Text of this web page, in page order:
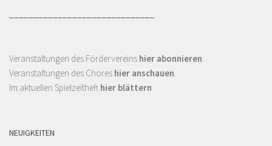
Veranstaltungen des Fördervereins hier abonnieren.
Veranstaltungen des Chores hier anschauen.
Im aktuellen Spielzeitheft hier blättern .
NEUIGKEITEN